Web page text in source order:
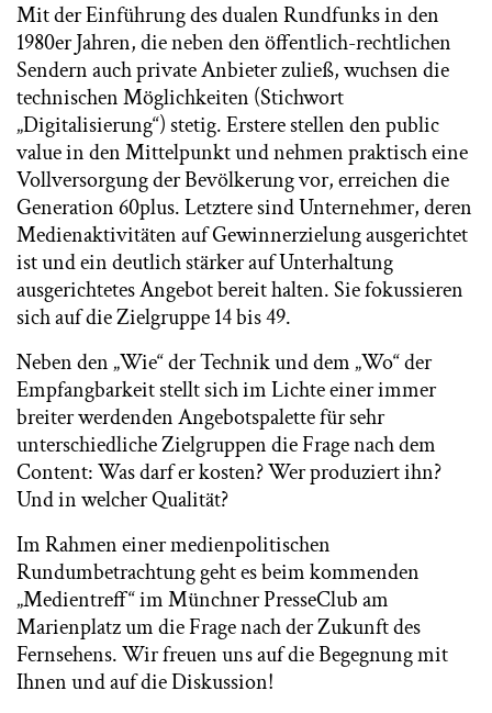
Mit der Einführung des dualen Rundfunks in den
1980er Jahren, die neben den öffentlich-rechtlichen
Sendern auch private Anbieter zuließ, wuchsen die
technischen Möglichkeiten (Stichwort
„Digitalisierung“) stetig. Erstere stellen den public
value in den Mittelpunkt und nehmen praktisch eine
Vollversorgung der Bevölkerung vor, erreichen die
Generation 60plus. Letztere sind Unternehmer, deren
Medienaktivitäten auf Gewinnerzielung ausgerichtet
ist und ein deutlich stärker auf Unterhaltung
ausgerichtetes Angebot bereit halten. Sie fokussieren
sich auf die Zielgruppe 14 bis 49.
Neben den „Wie“ der Technik und dem „Wo“ der
Empfangbarkeit stellt sich im Lichte einer immer
breiter werdenden Angebotspalette für sehr
unterschiedliche Zielgruppen die Frage nach dem
Content: Was darf er kosten? Wer produziert ihn?
Und in welcher Qualität?
Im Rahmen einer medienpolitischen
Rundumbetrachtung geht es beim kommenden
„Medientreff“ im Münchner PresseClub am
Marienplatz um die Frage nach der Zukunft des
Fernsehens. Wir freuen uns auf die Begegnung mit
Ihnen und auf die Diskussion!